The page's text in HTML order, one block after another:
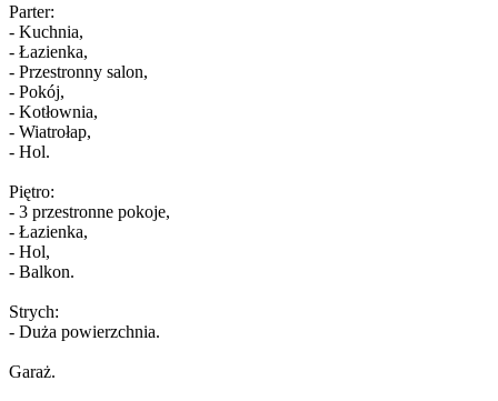
Parter:
- Kuchnia,
- Łazienka,
- Przestronny salon,
- Pokój,
- Kotłownia,
- Wiatrołap,
- Hol.
Piętro:
- 3 przestronne pokoje,
- Łazienka,
- Hol,
- Balkon.
Strych:
- Duża powierzchnia.
Garaż.